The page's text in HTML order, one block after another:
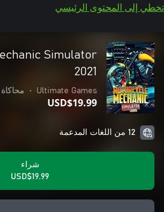
تخطي إلى المحتوى الرئيسي
Simulator
2021
Ultimate Games
• محاكاة
USD$19.99
12 من اللغات المدعمة
شراء
USD$19.99